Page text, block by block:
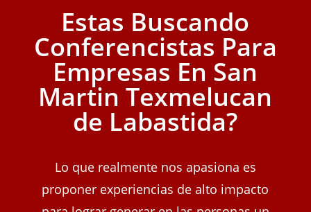
Estas Buscando
Conferencistas Para
Empresas En San
Martin Texmelucan
de Labastida?
Lo que realmente nos apasiona es
proponer experiencias de alto impacto